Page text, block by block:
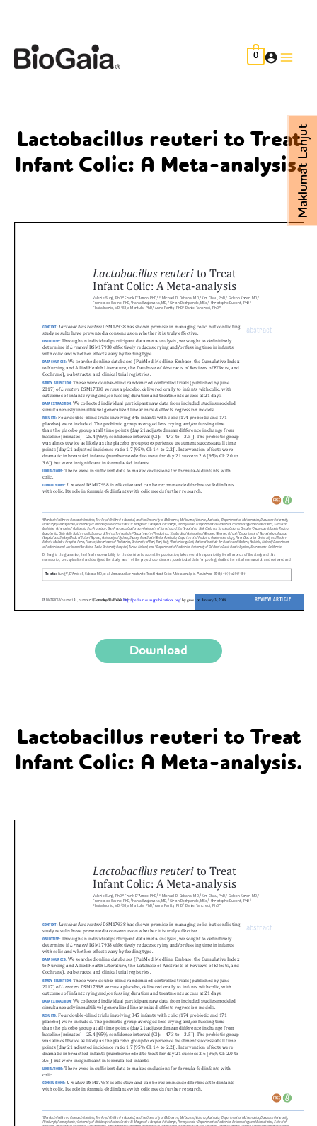
content
0
Lactobacillus reuteri to Treat
Infant Colic: A Meta-analysis.
Download
Lactobacillus reuteri to Treat
Infant Colic: A Meta-analysis.
Maklumat Lanjut